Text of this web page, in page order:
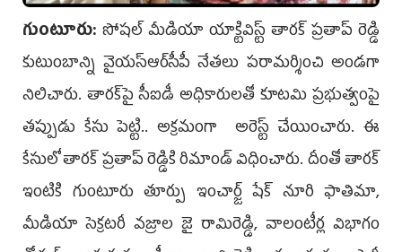
గుంటూరు: సోషల్ మీడియా యాక్టివిస్ట్ తారక్ ప్రతాప్ రెడ్డి
కుటుంబాన్ని వైయ‌స్ఆర్‌సీపీ నేత‌లు ప‌రామ‌ర్శించి అండగా
నిలిచారు. తార‌క్‌పై సీఐడీ అధికారుల‌తో కూట‌మి ప్ర‌భుత్వంపై
తప్పుడు కేసు పెట్టి.. అక్రమంగా అరెస్ట్ చేయించారు. ఈ
కేసులో తారక్ ప్రతాప్ రెడ్డికి రిమాండ్ విధించారు. దీంతో తారక్
ఇంటికి గుంటూరు తూర్పు ఇంచార్జ్ షేక్ నూరి ఫాతిమా,
మీడియా సెక్రటరీ వజ్రాల జై రామిరెడ్డి, వాలంటీర్ల విభాగం